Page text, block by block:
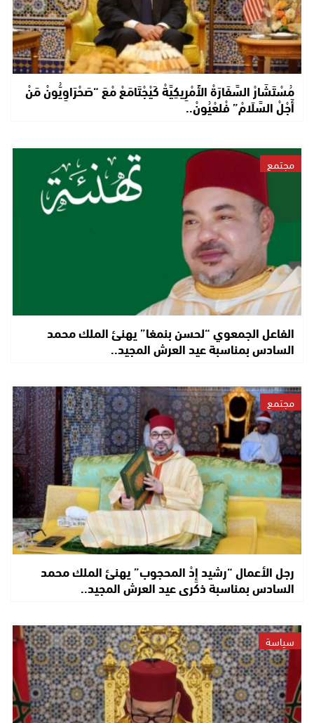
مُسْتَشَارْ السَّفَارَةْ الأَمْرِيكِيَّةْ كَيْجْتَامَعْ مْعَ “صَحْرَاوِيُّونْ مَنْ
أَجْلْ السَّلَامْ” فْلعْيُونْ..
مجتمع
الفاعل الجمعوي “لحسن بنمغا” يهنئ الملك محمد
السادس بمناسبة عيد العرش المجيد..
مجتمع
رجل الأعمال “رشيد إِدْ المحجوب” يهنئ الملك محمد
السادس بمناسبة ذكرى عيد العرش المجيد..
سياسة